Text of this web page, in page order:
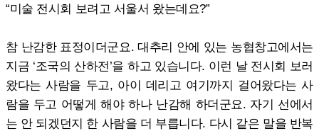
“미술 전시회 보려고 서울서 왔는데요?”
참 난감한 표정이더군요. 대추리 안에 있는 농협창고에서는
지금 ‘조국의 산하전’을 하고 있습니다. 이런 날 전시회 보러
왔다는 사람을 두고, 아이 데리고 여기까지 걸어왔다는 사
람을 두고 어떻게 해야 하나 난감해 하더군요. 자기 선에서
는 안 되겠던지 한 사람을 더 부릅니다. 다시 같은 말을 반복